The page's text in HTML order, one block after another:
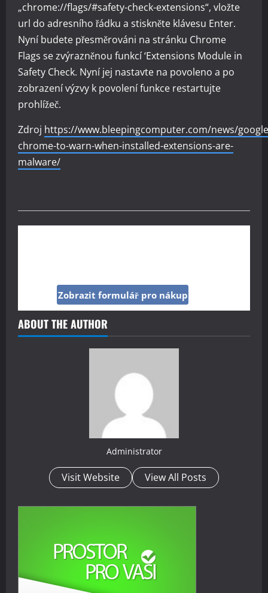
„chrome://flags/#safety-check-extensions“, vložte
url do adresního řádku a stiskněte klávesu Enter.
Nyní budete přesměrováni na stránku Chrome
Flags se zvýrazněnou funkcí ‘Extensions Module in
Safety Check. Nyní jej nastavte na povoleno a po
zobrazení výzvy k povolení funkce restartujte
prohlížeč.
Zdroj https://www.bleepingcomputer.com/news/
chrome-to-warn-when-installed-extensions-are-
malware/
Zobrazit formulář pro nákup
ABOUT THE AUTHOR
Administrator
Visit Website View All Posts